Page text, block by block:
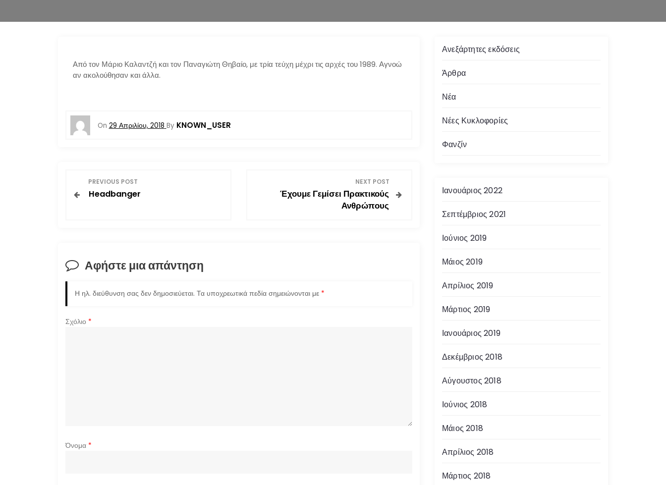
Από τον Μάριο Καλαντζή και τον Παναγιώτη Θηβαίο, με τρία τεύχη μέχρι τις αρχές του 1989. Αγνοώ
αν ακολούθησαν και άλλα.
On 29 Απριλίου, 2018 By KNOWN_USER
γ
σ
ω
PREVIOUS POST
Headbanger
NEXT POST
Έχουμε Γεμίσει Πρακτικούς
Ανθρώπους
Αφήστε μια απάντηση
Η ηλ. διεύθυνση σας δεν δημοσιεύεται. Τα υποχρεωτικά πεδία σημειώνονται με *
Σχόλιο *
Όνομα *
Ανεξάρτητες εκδόσεις
Άρθρα
Νέα
Νέες Κυκλοφορίες
Φανζίν
Ιανουάριος 2022
Σεπτέμβριος 2021
Ιούνιος 2019
Μάιος 2019
Απρίλιος 2019
Μάρτιος 2019
Ιανουάριος 2019
Δεκέμβριος 2018
Αύγουστος 2018
Ιούνιος 2018
Μάιος 2018
Απρίλιος 2018
Μάρτιος 2018